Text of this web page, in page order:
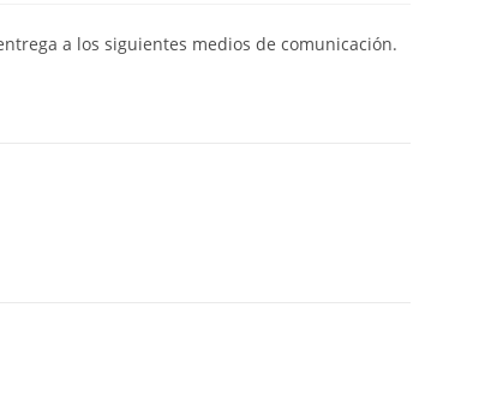
a los siguientes medios de comunicación.